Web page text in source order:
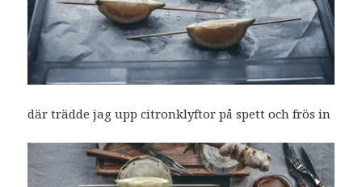
där trädde jag upp citronklyftor på spett och frös in